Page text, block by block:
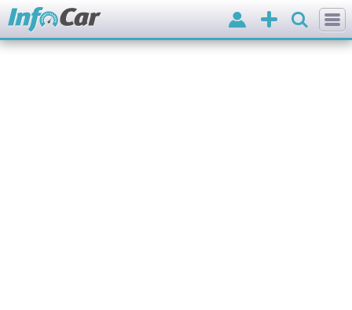
Додати
оголошення
Вхід